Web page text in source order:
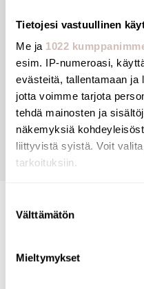
Tietojesi vastuullinen
Me ja 1022
esim. IP-numeroasi,
evästeitä, tallentamaan ja
jotta voimme tarjota
tehdä mainosten ja
näkemyksiä
liittyvistä syistä. Voit
tarkoituksiin.
Kerätä tietoja
Tunnistaa laitteesi
aktiivisesti
valinta
Välttämätön
Mieltymykset
Tiedostot
Arvostelut
Kysymyksiä